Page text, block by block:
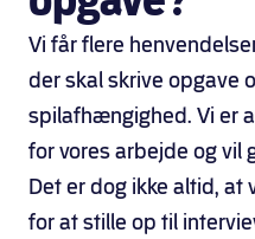
Vi får flere
der skal skrive opgave
spilafhængighed. Vi er
for vores arbejde og vil
Det er dog ikke altid, at
for at stille op til